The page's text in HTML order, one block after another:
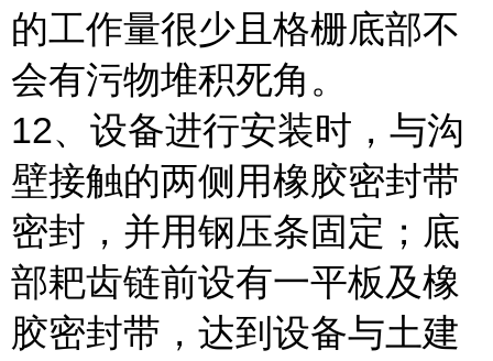
的工作量很少且格栅底部不
会有污物堆积死角。
12、设备进行安装时，与沟
壁接触的两侧用橡胶密封带
密封，并用钢压条固定；底
部耙齿链前设有一平板及橡
胶密封带，达到设备与土建